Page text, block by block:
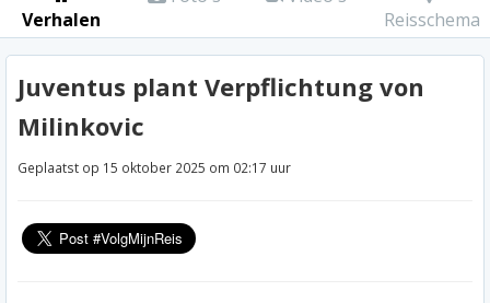
Verhalen
Reisschema
Juventus plant Verpflichtung von
Milinkovic
Geplaatst op 15 oktober 2025 om 02:17 uur